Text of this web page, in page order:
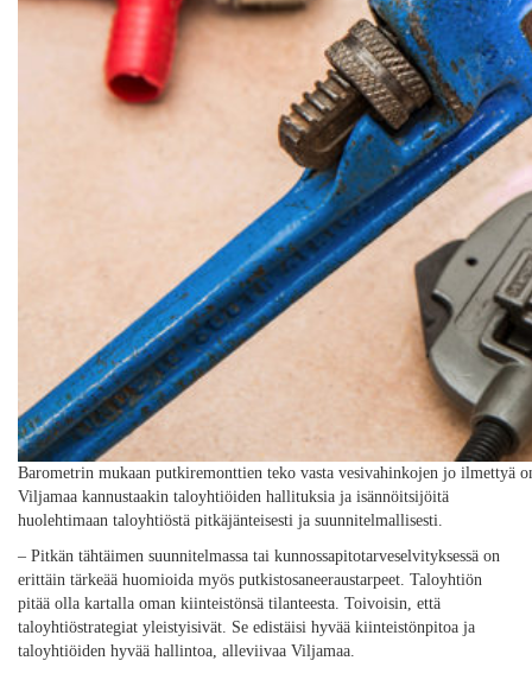
Barometrin mukaan putkiremonttien teko vasta vesivahinkojen jo ilmettyä
Viljamaa kannustaakin taloyhtiöiden hallituksia ja isännöitsijöitä
huolehtimaan taloyhtiöstä pitkäjänteisesti ja suunnitelmallisesti.
– Pitkän tähtäimen suunnitelmassa tai kunnossapitotarveselvityksessä on
erittäin tärkeää huomioida myös putkistosaneeraustarpeet. Taloyhtiön
pitää olla kartalla oman kiinteistönsä tilanteesta. Toivoisin, että
taloyhtiöstrategiat yleistyisivät. Se edistäisi hyvää kiinteistönpitoa ja
taloyhtiöiden hyvää hallintoa, alleviivaa Viljamaa.